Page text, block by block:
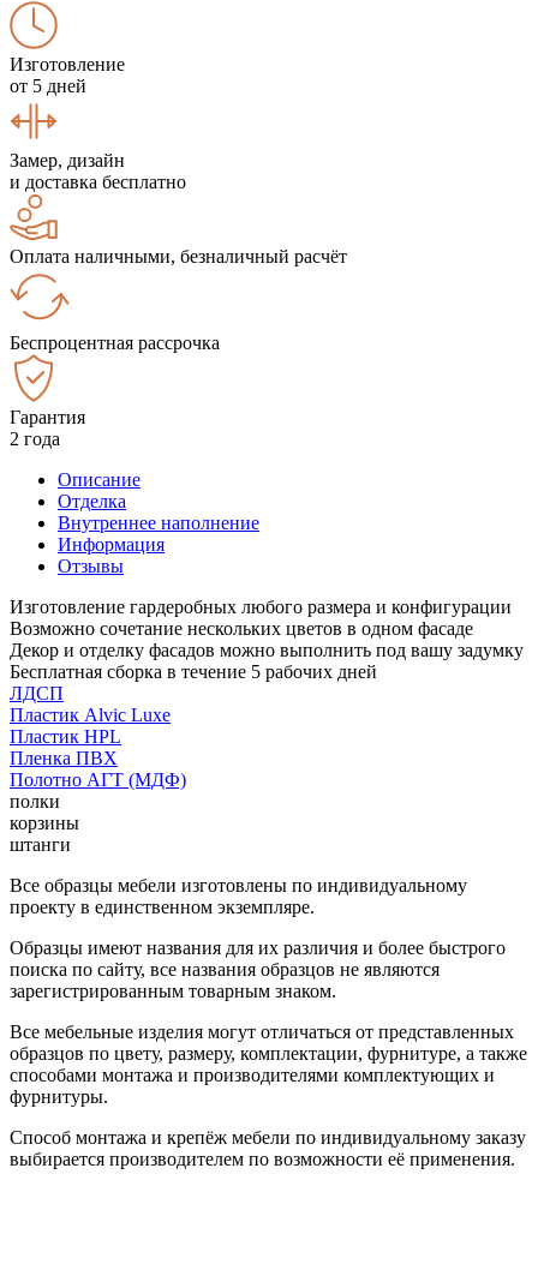
Изготовление
от 5 дней
Замер, дизайн
и доставка бесплатно
Оплата наличными, безналичный расчёт
Беспроцентная рассрочка
Гарантия
2 года
Описание
Отделка
Внутреннее наполнение
Информация
Отзывы
Изготовление гардеробных любого размера и конфигурации
Возможно сочетание нескольких цветов в одном фасаде
Декор и отделку фасадов можно выполнить под вашу задумку
Бесплатная сборка в течение 5 рабочих дней
ЛДСП
Пластик Alvic Luxe
Пластик HPL
Пленка ПВХ
Полотно АГТ (МДФ)
полки
корзины
штанги
Все образцы мебели изготовлены по индивидуальному
проекту в единственном экземпляре.
Образцы имеют названия для их различия и более быстрого
поиска по сайту, все названия образцов не являются
зарегистрированным товарным знаком.
Все мебельные изделия могут отличаться от представленных
образцов по цвету, размеру, комплектации, фурнитуре, а также
способами монтажа и производителями комплектующих и
фурнитуры.
Способ монтажа и крепёж мебели по индивидуальному заказу
выбирается производителем по возможности её применения.